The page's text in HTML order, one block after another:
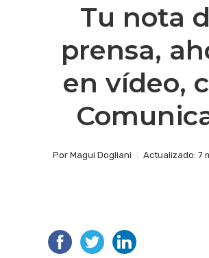
Tu nota
prensa,
en vídeo,
Por Magui Dogliani 7